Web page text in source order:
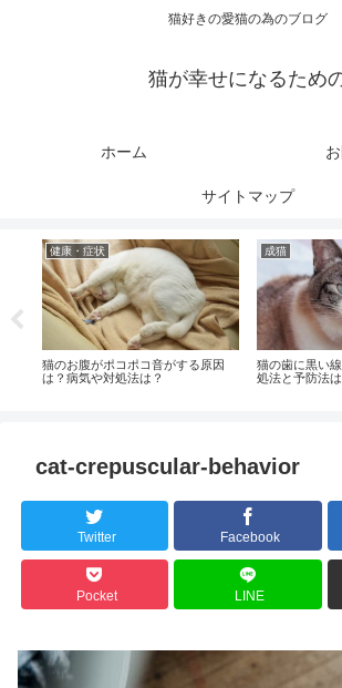
猫好きの愛猫の為のブログ
猫が幸せになるため
ホーム
サイトマップ
健康・症状
猫のお腹がポコポコ音がする原因
は？病気や対処法は？
成猫
猫の歯に黒い
処法と予防法は
cat-crepuscular-behavior
Twitter Facebook
Pocket LINE